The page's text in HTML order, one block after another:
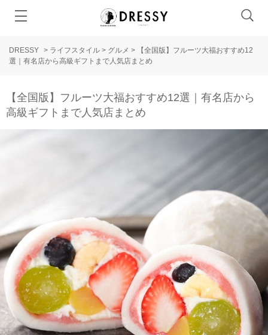
DRESSY > ライフスタイル > グルメ >
【全国版】フルーツ大福おすすめ12
選｜有名店から高級ギフトまで人気店まとめ
【全国版】フルーツ大福おすすめ12選｜有名店から
高級ギフトまで人気店まとめ